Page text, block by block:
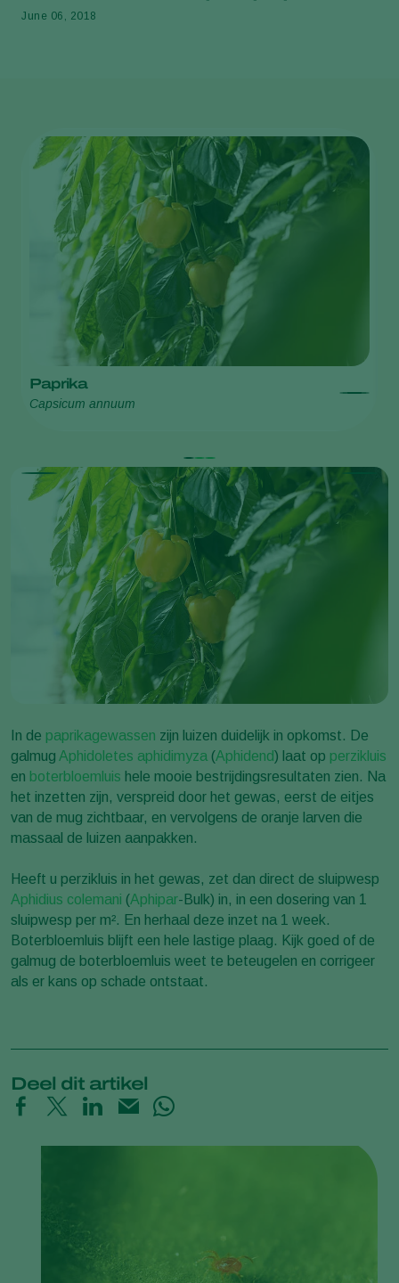
June 06, 2018
Paprika
Capsicum annuum
In de paprikagewassen zijn luizen duidelijk in opkomst. De
galmug Aphidoletes aphidimyza (Aphidend) laat op perzikluis
en boterbloemluis hele mooie bestrijdingsresultaten zien. Na
het inzetten zijn, verspreid door het gewas, eerst de eitjes
van de mug zichtbaar, en vervolgens de oranje larven die
massaal de luizen aanpakken.
Heeft u perzikluis in het gewas, zet dan direct de sluipwesp
Aphidius colemani (Aphipar-Bulk) in, in een dosering van 1
sluipwesp per m². En herhaal deze inzet na 1 week.
Boterbloemluis blijft een hele lastige plaag. Kijk goed of de
galmug de boterbloemluis weet te beteugelen en corrigeer
als er kans op schade ontstaat.
Deel dit artikel